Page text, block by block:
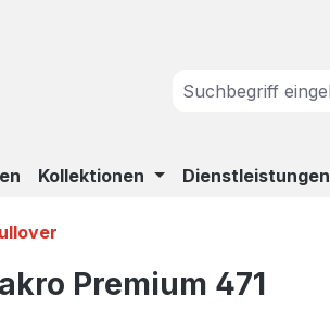
Kollektionen Dienstleistungen
Premium 471